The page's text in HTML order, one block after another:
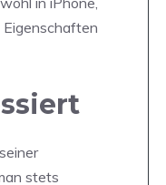
stets